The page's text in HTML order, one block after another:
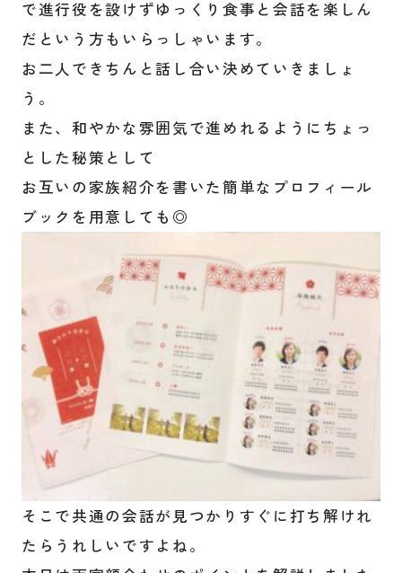
で進行役を設けずゆっくり食事と会話を楽しん
だという方もいらっしゃいます。
お二人できちんと話し合い決めていきましょ
う。
また、和やかな雰囲気で進めれるようにちょっ
とした秘策として
お互いの家族紹介を書いた簡単なプロフィール
ブックを用意しても◎
そこで共通の会話が見つかりすぐに打ち解けれ
たらうれしいですよね。